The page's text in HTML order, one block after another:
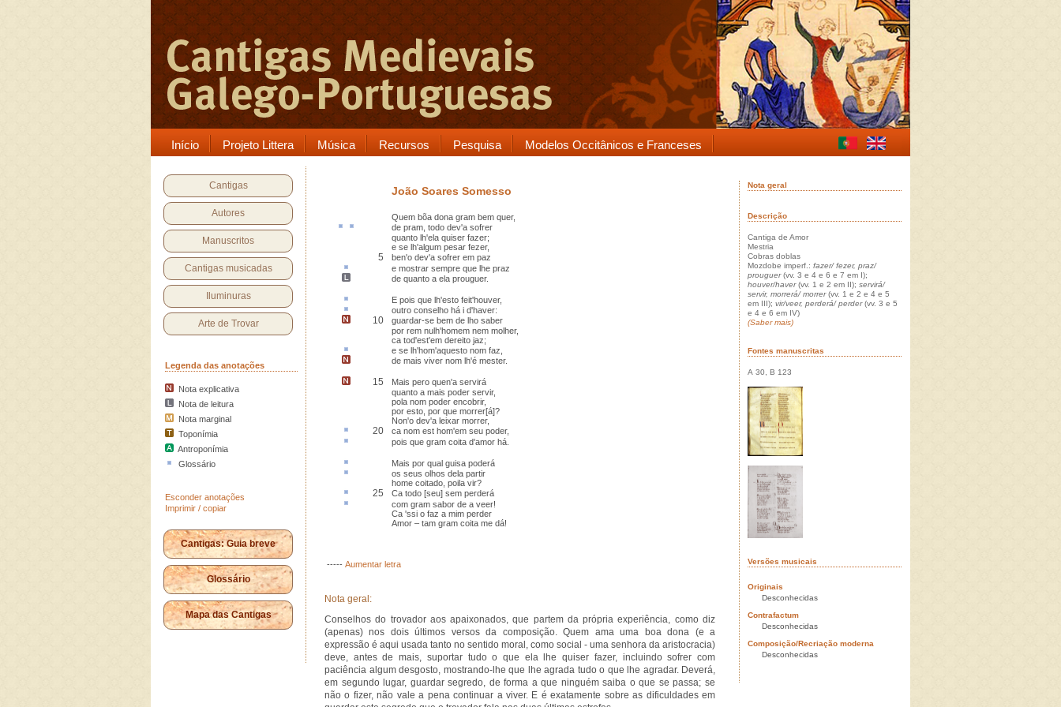
Início Projeto Littera Música Recursos Pesquisa Modelos Occitânicos e Franceses
Cantigas
Autores
Manuscritos
Cantigas musicadas
Iluminuras
Arte de Trovar
Legenda das anotações
Nota explicativa
Nota de leitura
Nota marginal
Toponímia
Antroponímia
Glossário
Esconder anotações
Imprimir / copiar
Cantigas: Guia breve
Glossário
Mapa das Cantigas
João Soares Somesso
Quem bõa dona gram bem quer,
de pram , todo dev'a sofrer
quanto lh'ela quiser fazer;
e se lh'algum pesar fezer,
5
ben'o dev'a sofrer em paz
e mostrar sempre que lhe praz
de quanto a ela prouguer.
E pois que lh'esto feit'houver,
outro conselho há i d'haver:
10
guardar-se bem de lho saber
por rem nulh'homem nem molher,
ca tod'est'em dereito jaz;
e se lh'hom'aquesto nom faz,
de mais viver nom lh'é mester.
15
Mais pero quen'a servirá
quanto a mais poder servir,
pola nom poder encobrir,
por esto, por que morrer[á]?
Non'o dev'a leixar morrer,
20 ca nom est hom'em seu poder,
pois que gram coita d'amor há.
Mais por qual guisa poderá
os seus olhos dela partir
home coitado, poila vir?
25 Ca todo [seu] sem perderá
com gram sabor de a veer!
Ca 'ssi o faz a mim perder
Amor – tam gram coita me dá!
----- Aumentar letra
Nota geral:
Conselhos do trovador aos apaixonados, que partem da própria experiência, como diz
(apenas) nos dois últimos versos da composição. Quem ama uma boa dona (e a
expressão é aqui usada tanto no sentido moral, como social - uma senhora da aristocracia)
deve, antes de mais, suportar tudo o que ela lhe quiser fazer, incluindo sofrer com
paciência algum desgosto, mostrando-lhe que lhe agrada tudo o que lhe agradar. Deverá,
em segundo lugar, guardar segredo, de forma a que ninguém saiba o que se passa; se
não o fizer, não vale a pena continuar a viver. E é exatamente sobre as dificuldades em
Nota geral
Descrição
Cantiga de Amor
Mestria
Cobras doblas
Mozdobe imperf.: fazer/ fezer, praz/
prouguer(vv. 3 e 4 e 6 e 7 em I);
houver/haver(vv. 1 e 2 em II); servirá/
servir, morrerá/ morrer(vv. 1 e 2 e 4 e 5
em III); vir/veer, perderá/ perder(vv. 3 e 5
e 4 e 6 em IV)
(Saber mais)
Fontes manuscritas
A 30, B 123
Versões musicais
Originais
Desconhecidas
Contrafactum
Desconhecidas
Composição/Recriação moderna
Desconhecidas